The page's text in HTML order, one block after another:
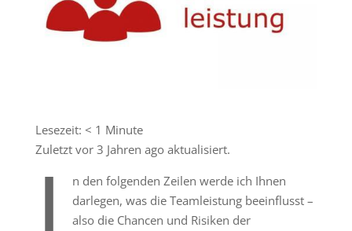
Lesezeit: < 1 Minute
Zuletzt vor 3 Jahren ago aktualisiert.
n den folgenden Zeilen werde ich Ihnen
darlegen, was die Teamleistung beeinflusst –
also die Chancen und Risiken der